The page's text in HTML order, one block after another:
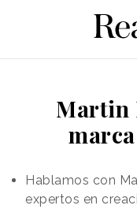
Martin
Hablamos con
expertos en